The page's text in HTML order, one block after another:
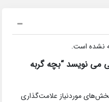
نشده است.
می نویسد “بچه گربه
موردنیاز علامت‌گذاری